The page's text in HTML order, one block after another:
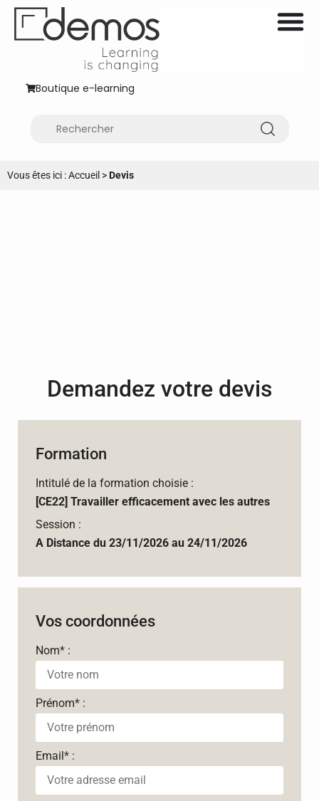
Boutique e-learning
Vous êtes ici :Accueil >Devis
Demandez votre devis
Formation
Intitulé de la formation choisie :
[CE22] Travailler efficacement avec les autres
Session :
A Distance du 23/11/2026 au 24/11/2026
Vos coordonnées
Nom* :
Prénom* :
Email* :